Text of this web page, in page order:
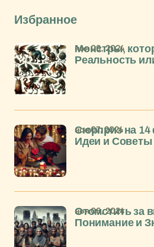
Избранное
Монстры,
Реальность
ноя 09, 2024
Сюрприз на
Идеи и Советы
ноя 07, 2024
Отомстить за
Понимание и
ноя 06, 2024